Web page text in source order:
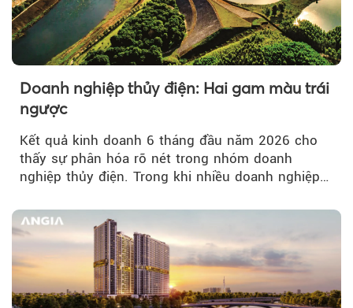
Doanh nghiệp thủy điện: Hai gam màu trái
ngược
Kết quả kinh doanh 6 tháng đầu năm 2026 cho
thấy sự phân hóa rõ nét trong nhóm doanh
nghiệp thủy điện. Trong khi nhiều doanh nghiệp